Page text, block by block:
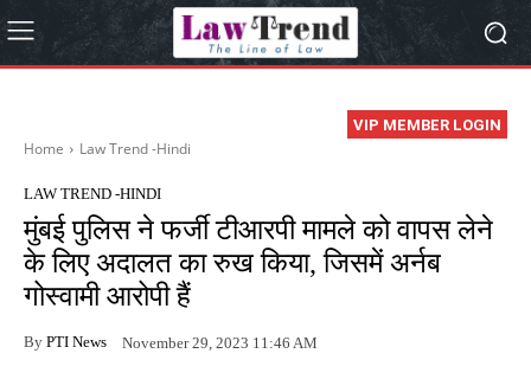
VIP MEMBER LOGIN
Home Law Trend -Hindi
LAW TREND -HINDI
मुंबई पुलिस ने फर्जी टीआरपी मामले को वापस लेने
के लिए अदालत का रुख किया, जिसमें अर्नब
गोस्वामी आरोपी हैं
By PTI News November 29, 2023 11:46 AM